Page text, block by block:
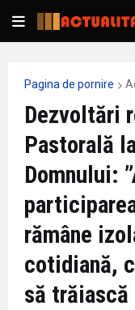
Pagina de pornire
Dezvoltări
Pastorală
Domnului:
rămâne
cotidiană,
să